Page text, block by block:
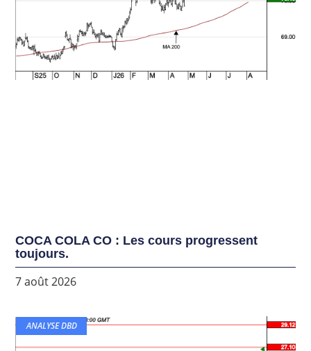
COCA COLA CO : Les cours progressent
toujours.
7 août 2026
ANALYSE DBD